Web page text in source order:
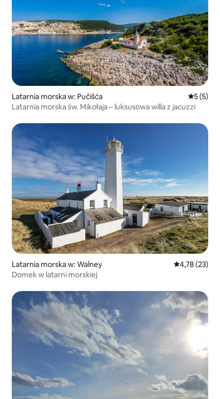
Latarnia morska w: Pučišća Średnia
5 (5)
Latarnia morska św. Mikołaja – luksusowa willa z jacuzzi
Latarnia morska w: Walney Średnia
4,78 (23)
Domek w latarni morskiej